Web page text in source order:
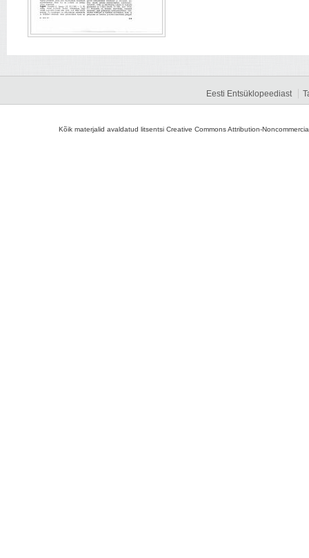
Eesti Entsüklopeediast
Kõik materjalid avaldatud litsentsi Creative Commons Attribution-